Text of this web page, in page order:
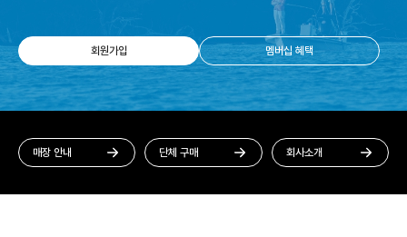
회원가입 멤버십 혜택
매장 안내 단체 구매 회사소개